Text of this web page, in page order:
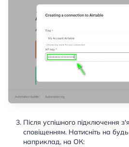
Після успішного підключення
сповіщенням. Натисніть на
наприклад, на ОК: